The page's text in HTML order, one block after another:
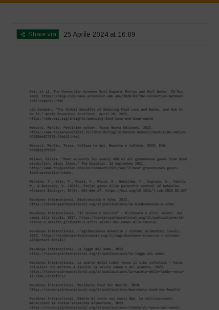
Share via 25 Aprile 2024 at 16:09